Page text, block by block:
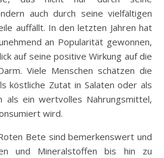
auch durch seine vielfältigen
auffällt. In den letzten Jahren hat
an Popularität gewonnen,
auf seine positive Wirkung auf die
Viele Menschen schätzen die
köstliche Zutat in Salaten oder als
als ein wertvolles Nahrungsmittel,
wird.
Bete sind bemerkenswert und
und Mineralstoffen bis hin zu